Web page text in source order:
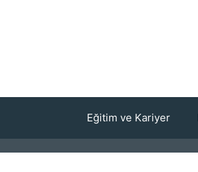
Eğitim ve Kariyer